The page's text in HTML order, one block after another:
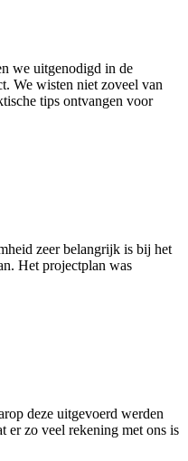
we uitgenodigd in de
We wisten niet zoveel van
tips ontvangen voor
zeer belangrijk is bij het
Het projectplan was
deze uitgevoerd werden
er zo veel rekening met ons is